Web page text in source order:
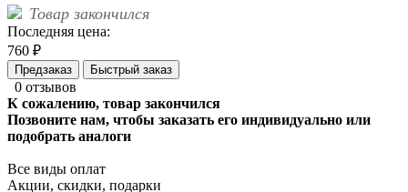
Товар закончился
Последняя цена:
760 ₽
Предзаказ Быстрый заказ
0 отзывов
К сожалению, товар закончился
Позвоните нам, чтобы заказать его индивидуально или
подобрать аналоги
Все виды оплат
Акции, скидки, подарки